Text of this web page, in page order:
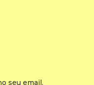
seu email.